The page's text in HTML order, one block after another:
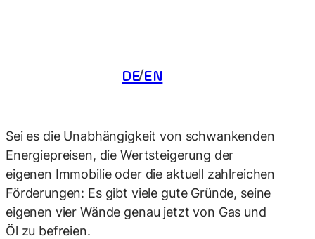
EN
DE
Sei es die Unabhängigkeit von schwankenden
Energiepreisen, die Wertsteigerung der
eigenen Immobilie oder die aktuell zahlreichen
Förderungen: Es gibt viele gute Gründe, seine
eigenen vier Wände genau jetzt von Gas und
Öl zu befreien.